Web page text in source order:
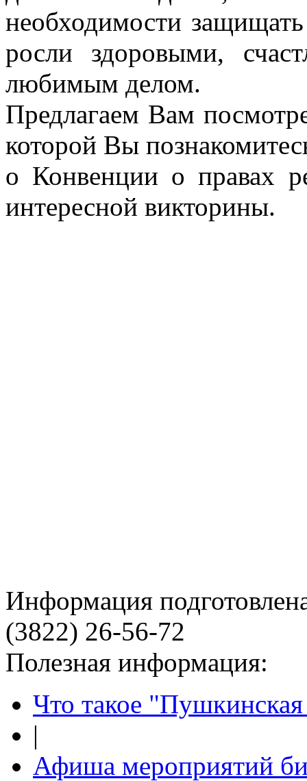
необходимости
росли здоровыми,
любимым делом.
Предлагаем Вам
которой Вы
о Конвенции о правах
интересной викторины.
Информация
(3822) 26-56-72
Полезная информация:
Что такое "Пушкинская
|
Афиша мероприятий